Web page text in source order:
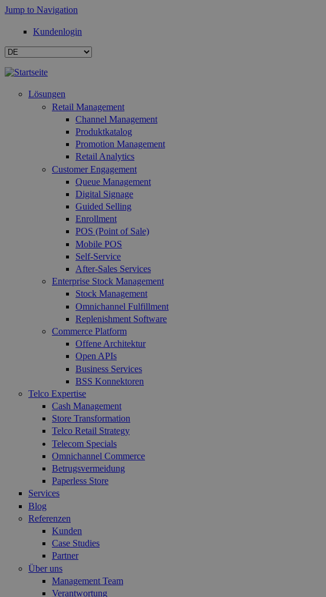
Jump to Navigation
Kundenlogin
Lösungen
Retail Management
Channel Management
Produktkatalog
Promotion Management
Retail Analytics
Customer Engagement
Queue Management
Digital Signage
Guided Selling
Enrollment
POS (Point of Sale)
Mobile POS
Self-Service
After-Sales Services
Enterprise Stock Management
Stock Management
Omnichannel Fulfillment
Replenishment Software
Commerce Platform
Offene Architektur
Open APIs
Business Services
BSS Konnektoren
Telco Expertise
Cash Management
Store Transformation
Telco Retail Strategy
Telecom Specials
Omnichannel Commerce
Betrugsvermeidung
Paperless Store
Services
Blog
Referenzen
Kunden
Case Studies
Partner
Über uns
Management Team
Verantwortung